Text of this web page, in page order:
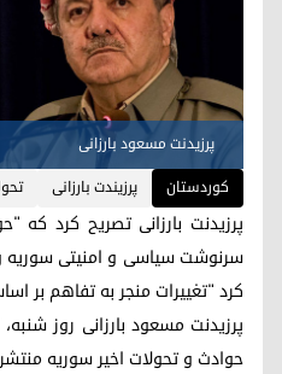
پرزیدنت مسعود بارزانی
کوردستان
پرزیندت بارزانی
پرزیدنت بارزانی تصریح کرد که
سرنوشت سیاسی و امنیتی سوریه
کرد "تغییرات منجر به تفاهم
حوادث و تحولات اخیر سوریه